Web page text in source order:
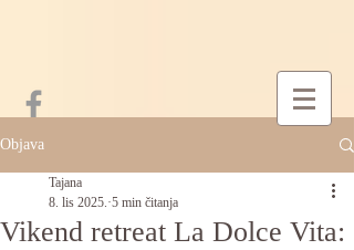
Objava
Vikend retreat La Dolce Vita:
Tajana
8. lis 2025. 5 min čitanja